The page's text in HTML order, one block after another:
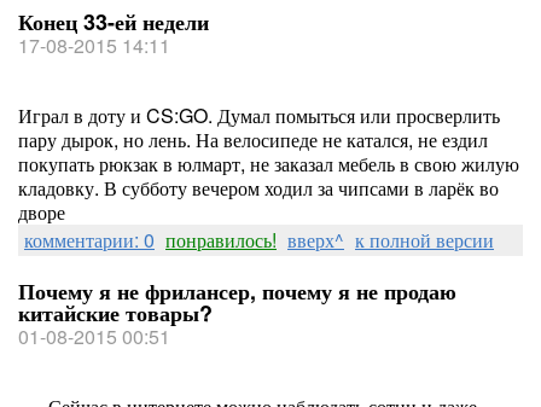
Конец 33-ей недели
17-08-2015 14:11
Играл в доту и CS:GO. Думал помыться или просверлить
пару дырок, но лень. На велосипеде не катался, не ездил
покупать рюкзак в юлмарт, не заказал мебель в свою жилую
кладовку. В субботу вечером ходил за чипсами в ларёк во
дворе
комментарии: 0 понравилось! вверх^ к полной версии
Почему я не фрилансер, почему я не продаю
китайские товары?
01-08-2015 00:51